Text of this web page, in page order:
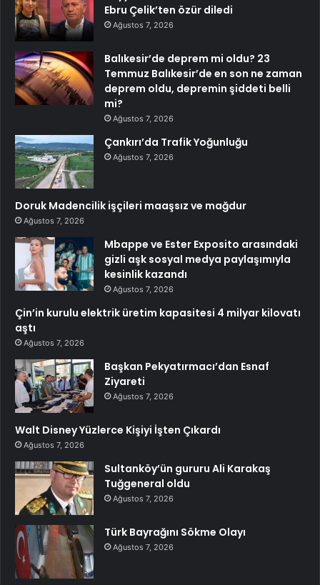
Ebru Çelik’ten özür diledi
Ağustos 7, 2026
Balıkesir’de deprem mi oldu? 23
Temmuz Balıkesir’de en son ne zaman
deprem oldu, depremin şiddeti belli
mi?
Ağustos 7, 2026
Çankırı’da Trafik Yoğunluğu
Ağustos 7, 2026
Doruk Madencilik işçileri maaşsız ve mağdur
Ağustos 7, 2026
Mbappe ve Ester Exposito arasındaki
gizli aşk sosyal medya paylaşımıyla
kesinlik kazandı
Ağustos 7, 2026
Çin’in kurulu elektrik üretim kapasitesi 4 milyar kilovatı
aştı
Ağustos 7, 2026
Başkan Pekyatırmacı’dan Esnaf
Ziyareti
Ağustos 7, 2026
Walt Disney Yüzlerce Kişiyi İşten Çıkardı
Ağustos 7, 2026
Sultanköy’ün gururu Ali Karakaş
Tuğgeneral oldu
Ağustos 7, 2026
Türk Bayrağını Sökme Olayı
Ağustos 7, 2026